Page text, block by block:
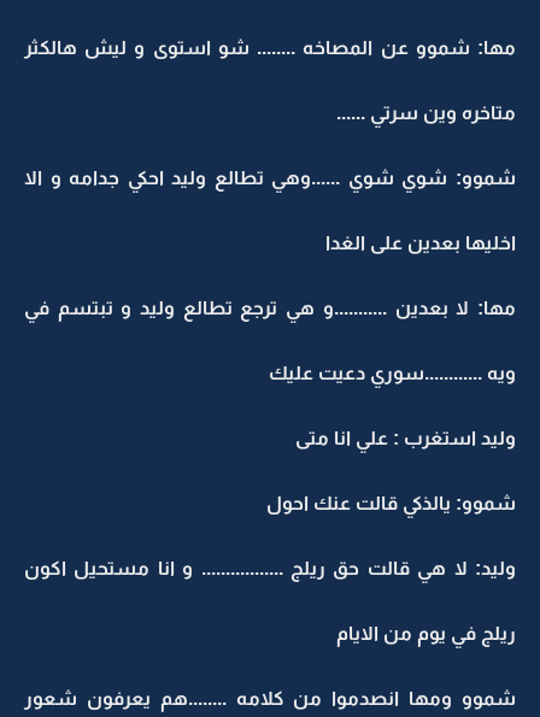
مها: شموو عن المصاخه ........ شو استوى و ليش هالكثر
متاخره وين سرتي ......
شموو: شوي شوي ......وهي تطالع وليد احكي جدامه و الا
اخليها بعدين على الغدا
مها: لا بعدين ...........و هي ترجع تطالع وليد و تبتسم في
ويه ............سوري دعيت عليك
وليد استغرب : علي انا متى
شموو: يالذكي قالت عنك احول
وليد: لا هي قالت حق ريلج ................. و انا مستحيل اكون
ريلج في يوم من الايام
شموو ومها انصدموا من كلامه ........هم يعرفون شعور